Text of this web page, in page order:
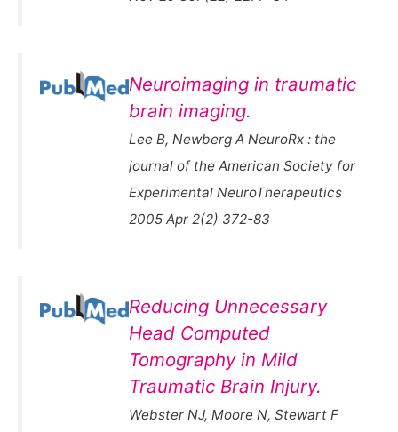
Neuroimaging in traumatic
brain imaging.
Lee B, Newberg A NeuroRx : the
journal of the American Society for
Experimental NeuroTherapeutics
2005 Apr 2(2) 372-83
Reducing Unnecessary
Head Computed
Tomography in Mild
Traumatic Brain Injury.
Webster NJ, Moore N, Stewart F